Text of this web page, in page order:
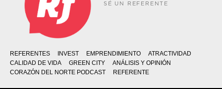
SÉ UN REFERENTE
REFERENTES INVEST EMPRENDIMIENTO
ATRACTIVIDAD
CALIDAD DE VIDA
GREEN CITY
ANÁLISIS Y OPINIÓN
CORAZÓN DEL NORTE PODCAST
REFERENTE